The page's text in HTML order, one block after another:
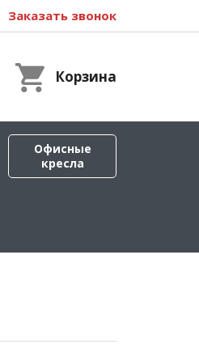
Заказать звонок
Корзина
Офисные
кресла